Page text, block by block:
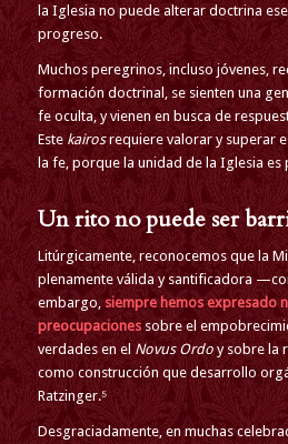
la Iglesia no puede alterar doctrina
progreso.
Muchos peregrinos, incluso jóvenes,
formación doctrinal, se sienten una
fe oculta, y vienen en busca de
Este kairosrequiere valorar y superar
la fe, porque la unidad de la Iglesia es
Un rito no puede ser
Litúrgicamente, reconocemos que la
plenamente válida y santificadora
embargo, siempre hemos expresado
preocupacionessobre el
verdades en el Novus Ordoy sobre la
como construcción que desarrollo
Ratzinger.⁵
Desgraciadamente, en muchas